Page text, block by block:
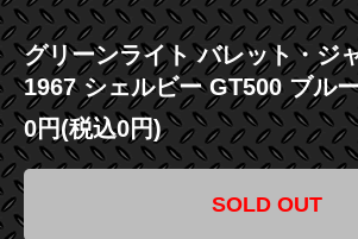
グリーンライト バレット・ジ
1967 シェルビー GT500 ブル
0円(税込0円)
SOLD OUT